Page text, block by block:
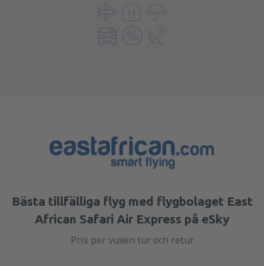
Bästa tillfälliga flyg med flygbolaget East
African Safari Air Express på eSky
Pris per vuxen tur och retur